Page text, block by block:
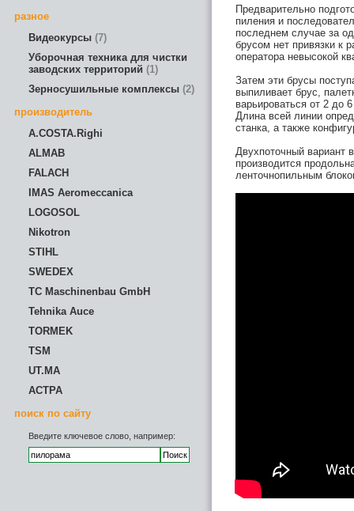
разное
Видеокурсы 7
Уборочная техника для чистки
заводских территорий
1
Зерносушильные комплексы 2
производитель
A.COSTA.Righi
ALMAB
FALACH
IMAS Aeromeccanica
LOGOSOL
Nikotron
STIHL
SWEDEX
TC Maschinenbau GmbH
Tehnika Auce
TORMEK
TSM
UT.MA
АСТРА
поиск по сайту
Введите ключевое слово, например:
Предварительно
пиления и
последнем случае за
брусом нет привязки к
оператора невысокой
Затем эти брусы
выпиливает брус,
варьироваться от 2 до
Длина всей линии
станка, а также
Двухпоточный вариант
производится
ленточнопильным